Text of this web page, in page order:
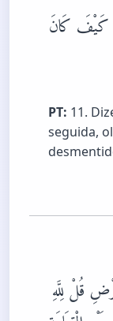
كَيْفَ كَانَ
PT: 11.
seguida,
قُلْ لِلَّهِ